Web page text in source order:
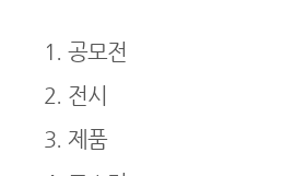
1. 공모전
2. 전시
3. 제품